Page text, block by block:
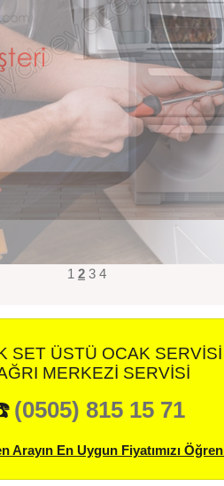
1 2 3 4
SET ÜSTÜ OCAK
MERKEZI SERVISI
(0505) 815 15 71
Arayın En Uygun Fiyatımızı